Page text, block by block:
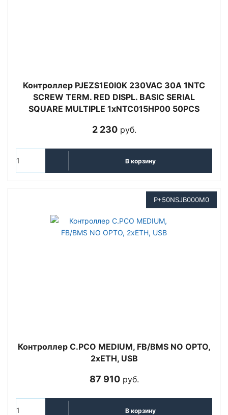
Контроллер PJEZS1E0I0K 230VAC 30A 1NTC
SCREW TERM. RED DISPL. BASIC SERIAL
SQUARE MULTIPLE 1xNTC015HP00 50PCS
2 230руб.
В корзину
P+50NSJB000M0
Контроллер C.PCO MEDIUM, FB/BMS NO OPTO,
2xETH, USB
87 910руб.
В корзину